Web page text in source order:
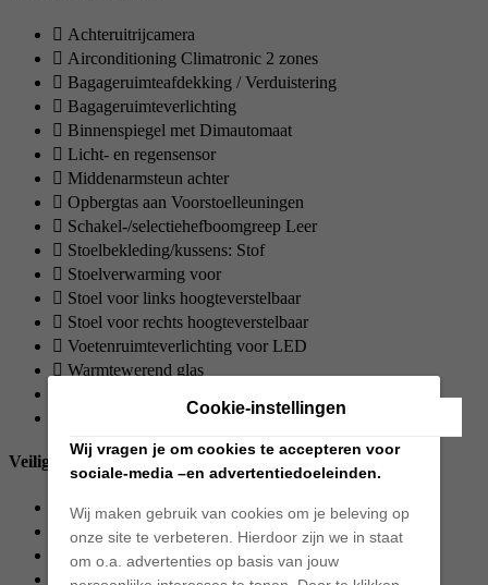
Achteruitrijcamera
Airconditioning Climatronic 2 zones
Bagageruimteafdekking / Verduistering
Bagageruimteverlichting
Binnenspiegel met Dimautomaat
Licht- en regensensor
Middenarmsteun achter
Opbergtas aan Voorstoelleuningen
Schakel-/selectiehefboomgreep Leer
Stoelbekleding/kussens: Stof
Stoelverwarming voor
Stoel voor links hoogteverstelbaar
Stoel voor rechts hoogteverstelbaar
Voetenruimteverlichting voor LED
Warmtewerend glas
Zonneklep rechts met Spiegel (verlicht)
Veiligheid & Techniek
3. Remlicht
Airbag Bestuurders-/passagierskant
Antiblokkeersysteem (ABS)
Bandencontrole-indicator
Cookie-instellingen
Wij vragen je om cookies te accepteren voor
sociale-media –en advertentiedoeleinden.
Wij maken gebruik van cookies om je beleving op
onze site te verbeteren. Hierdoor zijn we in staat
om o.a. advertenties op basis van jouw